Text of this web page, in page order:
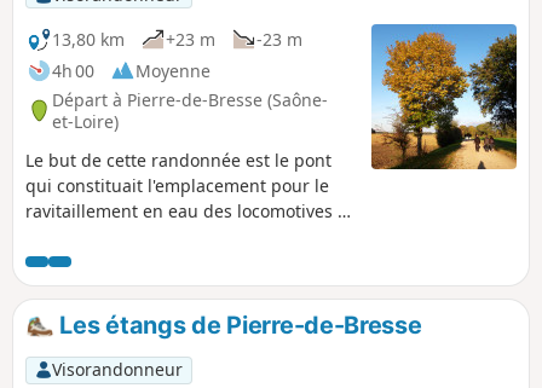
aménagé pour la pêche et les loisirs.
13,80 km
+23 m
-23 m
4h 00
Moyenne
Départ à Pierre-de-Bresse (Saône-
et-Loire)
Le but de cette randonnée est le pont
qui constituait l'emplacement pour le
ravitaillement en eau des locomotives à
avec possibilité à tout moment de
revenir sur ses pas.
Les étangs de Pierre-de-Bresse
Visorandonneur